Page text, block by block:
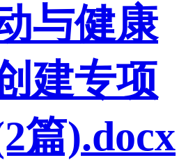
与健康
建专项
篇).docx